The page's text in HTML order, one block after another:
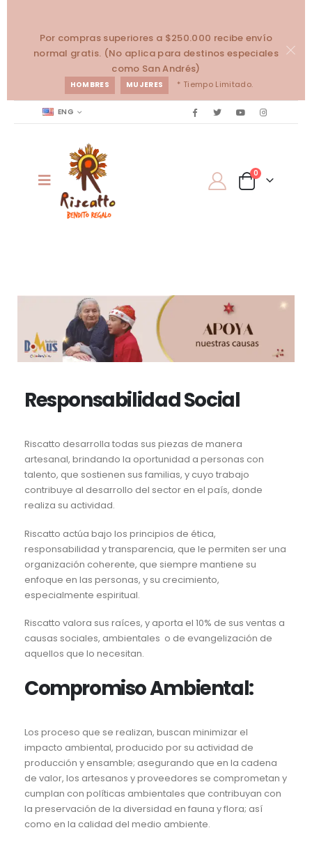
Por compras superiores a $250.000 recibe envío
normal gratis. (No aplica para destinos especiales
como San Andrés)
HOMBRES MUJERES * Tiempo Limitado.
ENG
0
Responsabilidad Social
Riscatto desarrolla todas sus piezas de manera
artesanal, brindando la oportunidad a personas con
talento, que sostienen sus familias, y cuyo trabajo
contribuye al desarrollo del sector en el país, donde
realiza su actividad.
Riscatto actúa bajo los principios de ética,
responsabilidad y transparencia, que le permiten ser una
organización coherente, que siempre mantiene su
enfoque en las personas, y su crecimiento,
especialmente espiritual.
Riscatto valora sus raíces, y aporta el 10% de sus ventas a
causas sociales, ambientales o de evangelización de
aquellos que lo necesitan.
Compromiso Ambiental:
Los proceso que se realizan, buscan minimizar el
impacto ambiental, producido por su actividad de
producción y ensamble; asegurando que en la cadena
de valor, los artesanos y proveedores se comprometan y
cumplan con políticas ambientales que contribuyan con
la preservación de la diversidad en fauna y flora; así
como en la calidad del medio ambiente.